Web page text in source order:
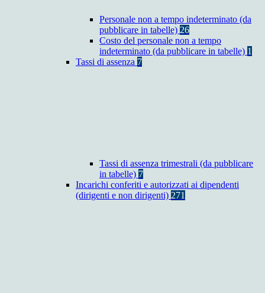
Personale non a tempo indeterminato (da
pubblicare in tabelle) 26
Costo del personale non a tempo
indeterminato (da pubblicare in tabelle) 1
Tassi di assenza 7
Tassi di assenza trimestrali (da pubblicare
in tabelle) 7
Incarichi conferiti e autorizzati ai dipendenti
(dirigenti e non dirigenti) 271